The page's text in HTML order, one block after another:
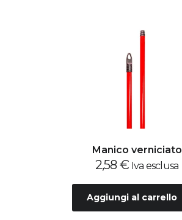
Manico verniciato
2,58 € Iva esclusa
Aggiungi al carrello